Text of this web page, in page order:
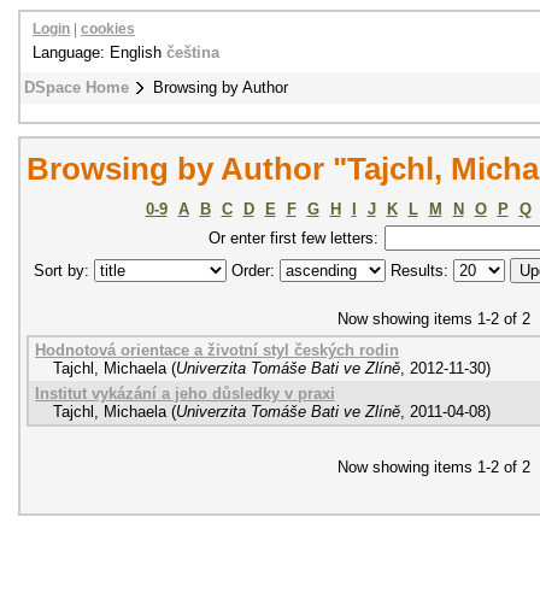
DSpace Home Browsing by Author
Login cookies
Language: English čeština
Browsing by Author "Tajchl,
0-9 A B C D E F G H J K L M N O P
Q
Or enter first few letters:
Sort by:
Order: Results:
Now showing items 1-2 of 2
Hodnotová orientace a životní styl českých rodin
Tajchl, Michaela (Univerzita Tomáše Bati ve Zlíně, 2012-11-30)
Institut vykázání a jeho důsledky v praxi
Tajchl, Michaela (Univerzita Tomáše Bati ve Zlíně, 2011-04-08)
Now showing items 1-2 of 2